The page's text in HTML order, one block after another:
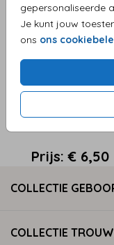
gepersonaliseerde
Je kunt jouw
ons ons
Eenvoudig
Prijs:€ 6,50
COLLECTIE
COLLECTIE